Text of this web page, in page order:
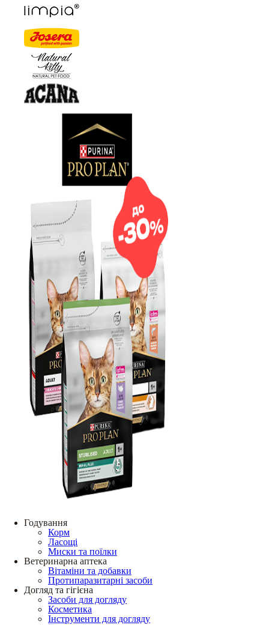
Годування
Корм
Ласощі
Миски та поїлки
Ветеринарна аптека
Вітаміни та добавки
Протипаразитарні засоби
Догляд та гігієна
Засоби для догляду
Косметика
Інструменти для догляду